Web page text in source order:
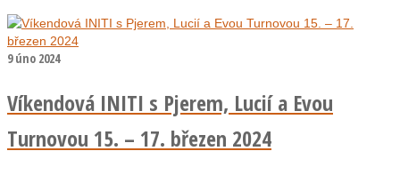
9úno 2024
Víkendová INITI s Pjerem, Lucií a Evou
Turnovou 15. – 17. březen 2024